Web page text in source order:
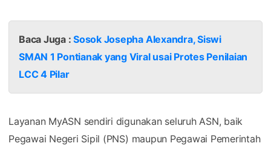
Baca Juga :Sosok Josepha Alexandra, Siswi
SMAN 1 Pontianak yang Viral usai Protes Penilaian
LCC 4 Pilar
Layanan MyASN sendiri digunakan seluruh ASN, baik
Pegawai Negeri Sipil (PNS) maupun Pegawai Pemerintah